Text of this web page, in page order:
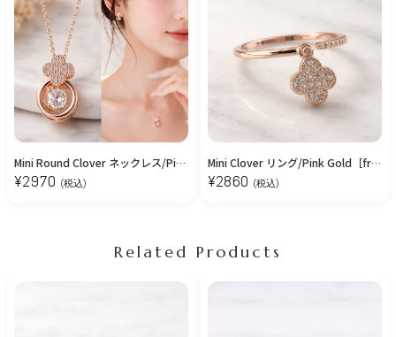
Mini Round Clover ネックレス/Pink Gold
¥2970 (税込)
Mini Clover リング/Pink Gold［free size］
¥2860 (税込)
Related Products